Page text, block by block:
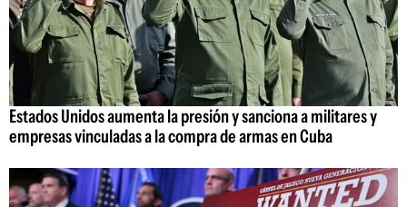
Estados Unidos aumenta la presión y sanciona a militares y
empresas vinculadas a la compra de armas en Cuba